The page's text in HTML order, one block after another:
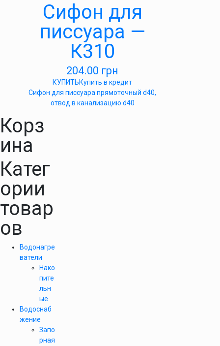
Сифон для
писсуара —
К310
204.00 грн
КУПИТЬКупить в кредит
Сифон для писсуара прямоточный d40,
отвод в канализацию d40
Корз
ина
Катег
ории
товар
ов
Водонагре
ватели
Нако
пите
льн
ые
Водоснаб
жение
Запо
рная